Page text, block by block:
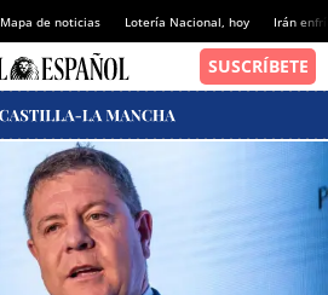
Mapa de noticias Lotería Nacional, hoy Irán